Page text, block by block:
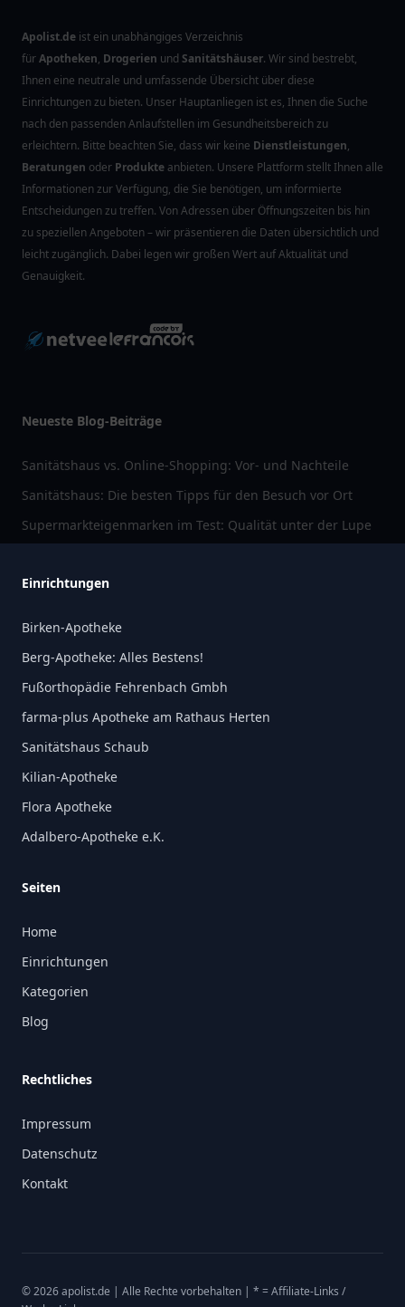
Apolist.de ist ein unabhängiges Verzeichnis
fürApotheken, Drogerien und Sanitätshäuser. Wir sind bestrebt,
Ihnen eine neutrale und umfassende Übersicht über diese
Einrichtungen zu bieten. Unser Hauptanliegen ist es, Ihnen die Suche
nach den passenden Anlaufstellen im Gesundheitsbereich zu
erleichtern. Bitte beachten Sie, dass wir keine Dienstleistungen,
Beratungen oder Produkte anbieten. Unsere Plattform stellt Ihnen alle
Informationen zur Verfügung, die Sie benötigen, um informierte
Entscheidungen zu treffen. Von Adressen über Öffnungszeiten bis hin
zu speziellen Angeboten – wir präsentieren die Daten übersichtlich und
leicht zugänglich. Dabei legen wir großen Wert auf Aktualität und
Genauigkeit.
Neueste Blog-Beiträge
Sanitätshaus vs. Online-Shopping: Vor- und Nachteile
Sanitätshaus: Die besten Tipps für den Besuch vor Ort
Supermarkteigenmarken im Test: Qualität unter der Lupe
Einrichtungen
Birken-Apotheke
Berg-Apotheke: Alles Bestens!
Fußorthopädie Fehrenbach Gmbh
farma-plus Apotheke am Rathaus Herten
Sanitätshaus Schaub
Kilian-Apotheke
Flora Apotheke
Adalbero-Apotheke e.K.
Seiten
Home
Einrichtungen
Kategorien
Blog
Rechtliches
Impressum
Datenschutz
Kontakt
© 2026 apolist.de | Alle Rechte vorbehalten | * = Affiliate-Links /